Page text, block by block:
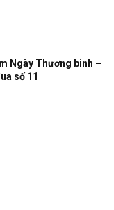
Ngày Thương binh –
số 11